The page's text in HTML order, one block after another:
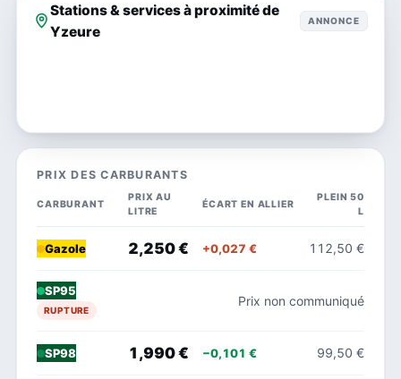
Stations & services à proximité de
Yzeure
ANNONCE
PRIX DES CARBURANTS
CARBURANT
PRIX AU
LITRE
ÉCART EN ALLIER
PLEIN 50
L
Gazole 2,250 € +0,027 € 112,50 €
SP95
RUPTURE
Prix non communiqué
SP98 1,990 € −0,101 € 99,50 €